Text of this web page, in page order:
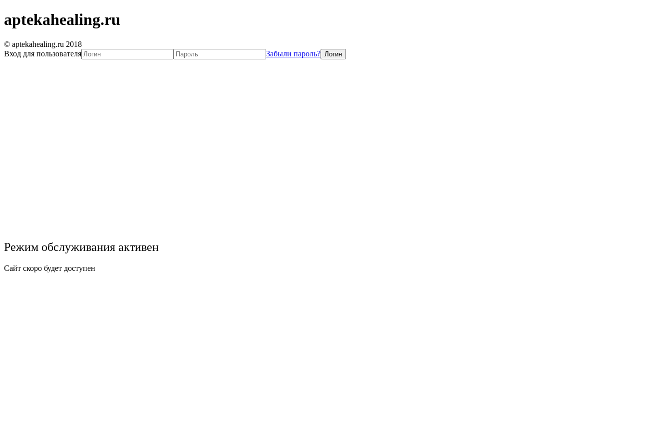
aptekahealing.ru
Режим обслуживания активен
Сайт скоро будет доступен
© aptekahealing.ru 2018
Вход для пользователя
Забыли пароль?